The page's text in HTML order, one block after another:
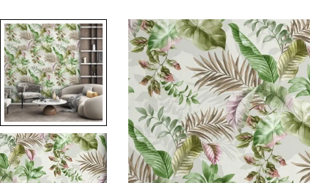
Ürün
bilgilerine
atla